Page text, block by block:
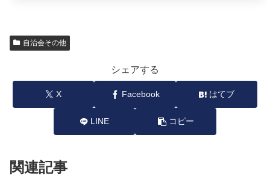
自治会その他
シェアする
X Facebook はてブ
LINE コピー
関連記事